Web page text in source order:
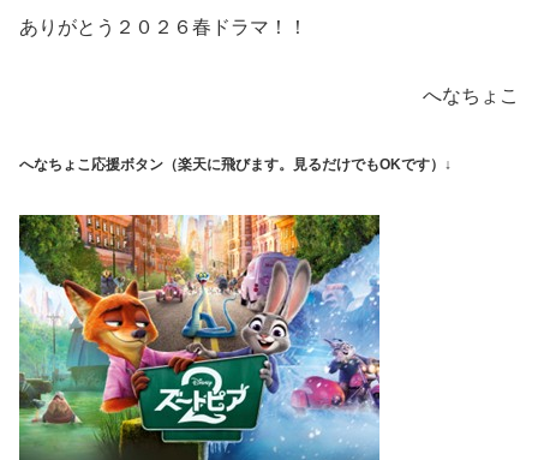
ありがとう２０２６春ドラマ！！
へなちょこ
へなちょこ応援ボタン（楽天に飛びます。見るだけでもOKです）↓